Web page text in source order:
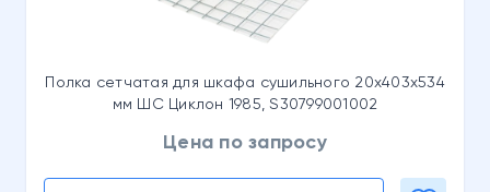
Полка сетчатая для шкафа сушильного 20x403x534
мм ШС Циклон 1985, S30799001002
Цена по запросу